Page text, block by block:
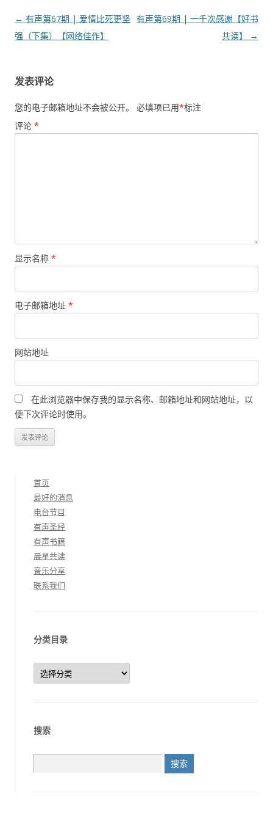
文
章
← 有声第67期 | 爱情比死更坚
强（下集）【网络佳作】
有声第69期 | 一千次感谢【好书
共读】
→
发表评论
您的电子邮箱地址不会被公开。 必填项已用*标注
评论 *
显示名称 *
电子邮箱地址 *
网站地址
在此浏览器中保存我的显示名称、邮箱地址和网站地址，以
便下次评论时使用。
首页
最好的消息
电台节目
有声圣经
有声书籍
晨星共读
音乐分享
联系我们
分类目录
分
类
目
搜索
索：